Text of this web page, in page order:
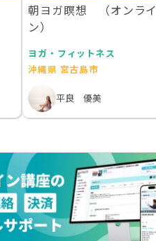
朝ヨガ瞑想 （オンライ
ン）
ヨガ・フィットネス
沖縄県 宮古島市
平良 優美